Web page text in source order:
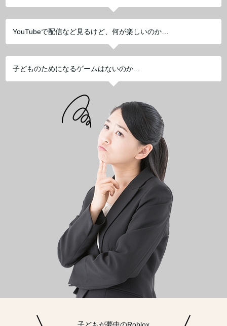
YouTubeで配信など見るけど、何が楽しいのか…
子どものためになるゲームはないのか...